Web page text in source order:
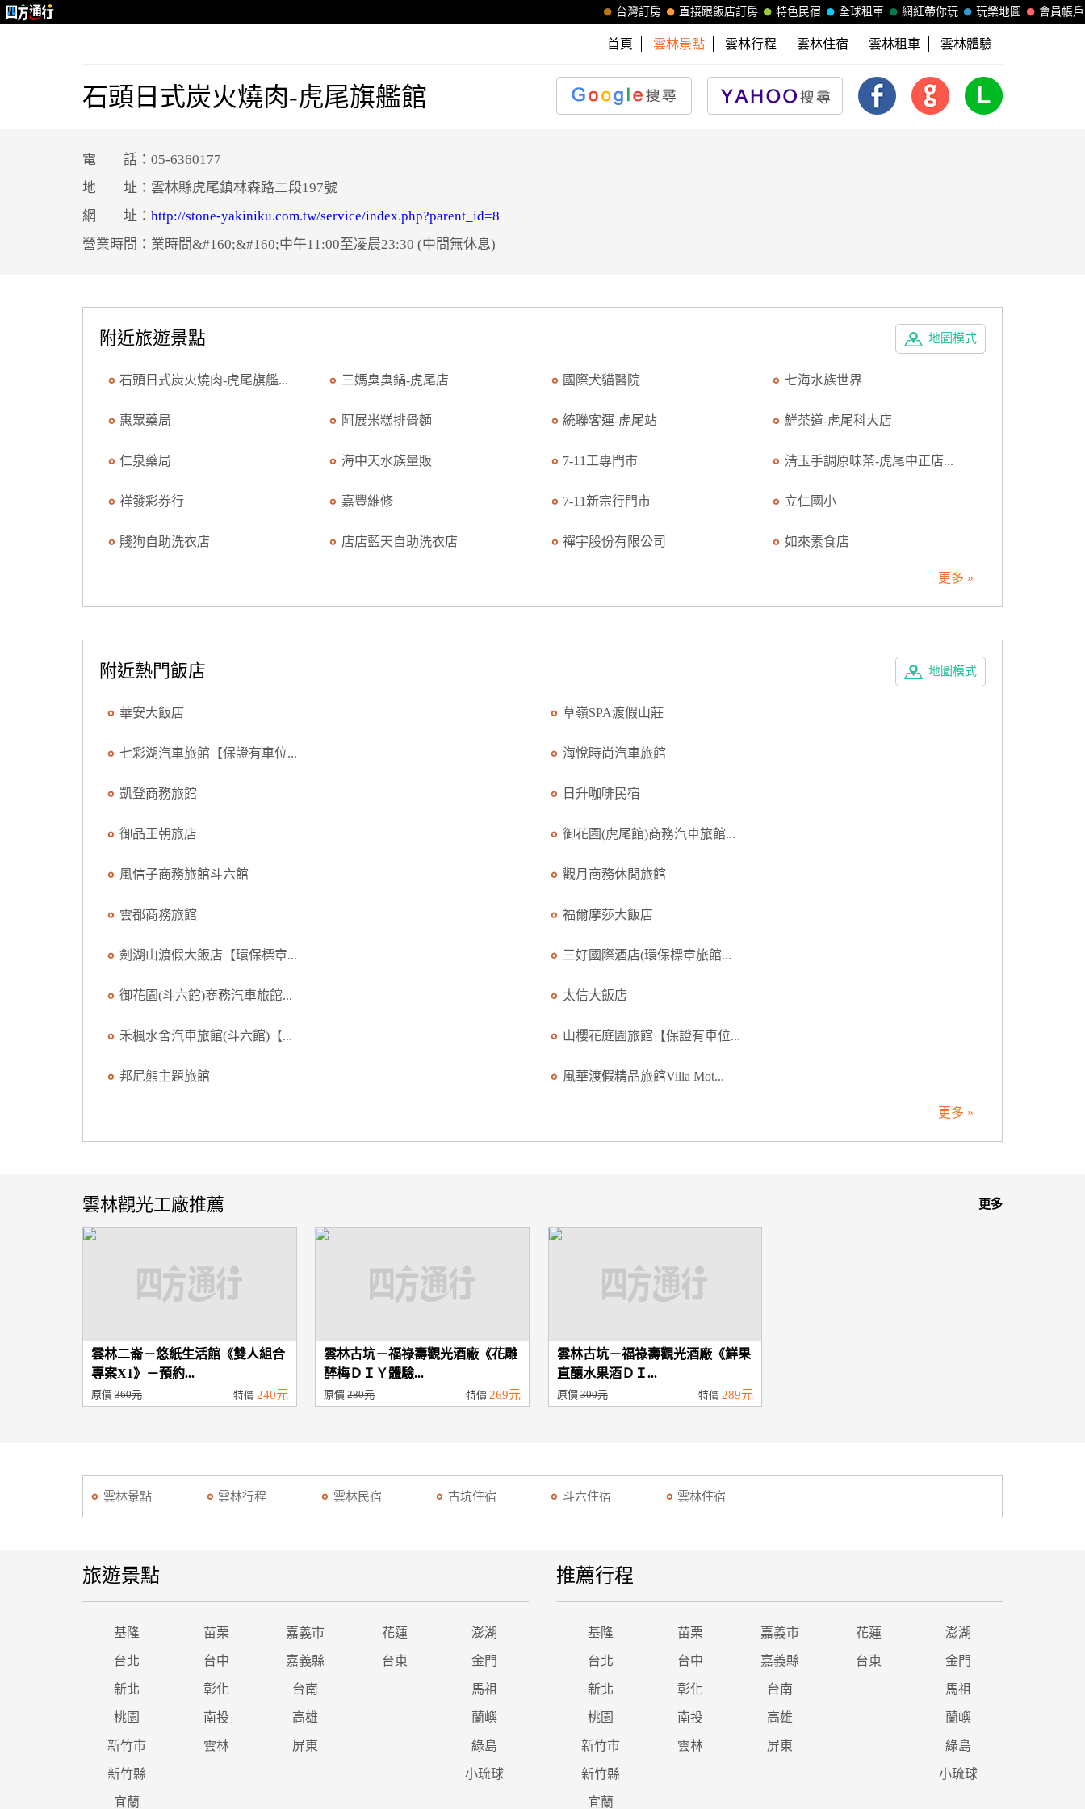
會員帳戶
玩樂地圖
網紅帶你玩
全球租車
特色民宿
直接跟飯店訂房
台灣訂房
首頁 雲林景點 雲林行程 雲林住宿 雲林租車 雲林體驗
石頭日式炭火燒肉-虎尾旗艦館
電 話：05-6360177
地 址：雲林縣虎尾鎮林森路二段197號
網 址： http://stone-yakiniku.com.tw/service/index.php?parent_id=8
營業時間：業時間&#160;&#160;中午11:00至凌晨23:30 (中間無休息)
地圖模式
附近旅遊景點
石頭日式炭火燒肉-虎尾旗艦... 三媽臭臭鍋-虎尾店 國際犬貓醫院 七海水族世界
惠眾藥局 阿展米糕排骨麵 統聯客運-虎尾站 鮮茶道-虎尾科大店
仁泉藥局 海中天水族量販 7-11工專門市 清玉手調原味茶-虎尾中正店...
祥發彩券行 嘉豐維修 7-11新宗行門市 立仁國小
賤狗自助洗衣店 店店藍天自助洗衣店 禪宇股份有限公司 如來素食店
更多 »
地圖模式
附近熱門飯店
華安大飯店 草嶺SPA渡假山莊
七彩湖汽車旅館【保證有車位... 海悅時尚汽車旅館
凱登商務旅館 日升咖啡民宿
御品王朝旅店 御花園(虎尾館)商務汽車旅館...
風信子商務旅館斗六館 觀月商務休閒旅館
雲都商務旅館 福爾摩莎大飯店
劍湖山渡假大飯店【環保標章... 三好國際酒店(環保標章旅館...
御花園(斗六館)商務汽車旅館... 太信大飯店
禾楓水舍汽車旅館(斗六館)【... 山櫻花庭園旅館【保證有車位...
邦尼熊主題旅館 風華渡假精品旅館Villa Mot...
更多 »
更多
雲林觀光工廠推薦
雲林二崙－悠紙生活館《雙人組合
專案X1》－預約...
原價 360元 特價 240元
雲林古坑－福祿壽觀光酒廠《花雕
醉梅ＤＩＹ體驗...
原價280元 特價269元
雲林古坑－福祿壽觀光酒廠《鮮果
直釀水果酒ＤＩ...
原價300元 特價289元
雲林景點 雲林行程 雲林民宿 古坑住宿 斗六住宿 雲林住宿
旅遊景點
基隆 苗栗 嘉義市 花蓮 澎湖
台北 台中 嘉義縣 台東 金門
新北 彰化 台南 馬祖
桃園 南投 高雄 蘭嶼
新竹市 雲林 屏東 綠島
新竹縣 小琉球
宜蘭
推薦行程
基隆 苗栗 嘉義市 花蓮 澎湖
台北 台中 嘉義縣 台東 金門
新北 彰化 台南 馬祖
桃園 南投 高雄 蘭嶼
新竹市 雲林 屏東 綠島
新竹縣 小琉球
宜蘭